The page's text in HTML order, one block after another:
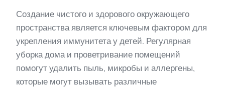
Создание чистого и здорового окружающего
пространства является ключевым фактором для
укрепления иммунитета у детей. Регулярная
уборка дома и проветривание помещений
помогут удалить пыль, микробы и аллергены,
которые могут вызывать различные